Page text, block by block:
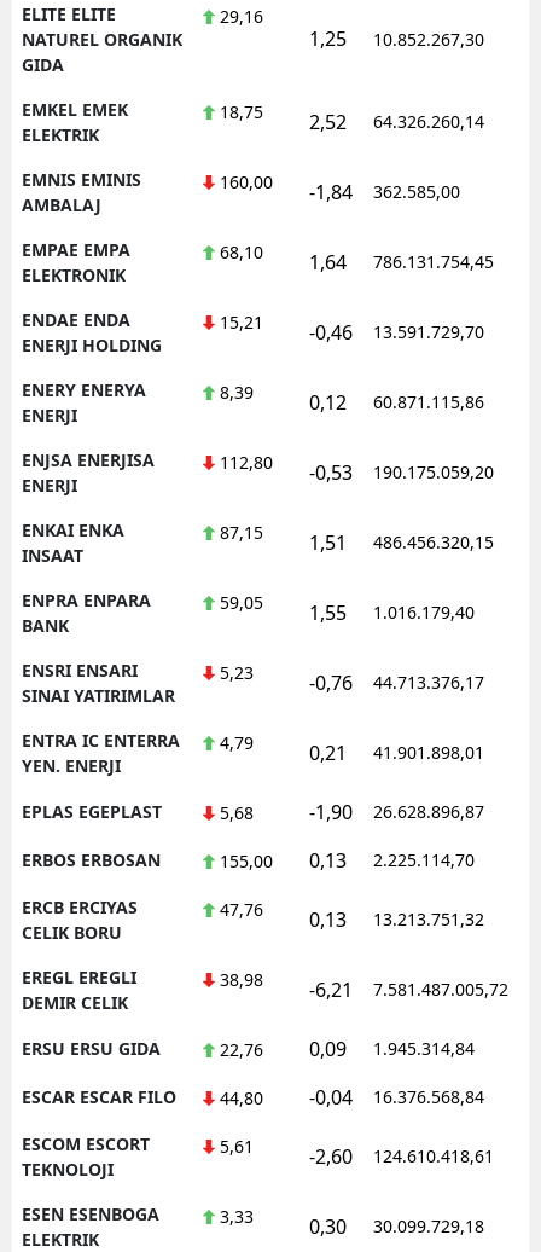
ELITE ELITE
NATUREL ORGANIK
GIDA
29,16
1,25 10.852.267,30
EMKEL EMEK
ELEKTRIK
18,75 2,52 64.326.260,14
EMNIS EMINIS
AMBALAJ
160,00 -1,84 362.585,00
EMPAE EMPA
ELEKTRONIK
68,10 1,64 786.131.754,45
ENDAE ENDA
ENERJI HOLDING
15,21 -0,46 13.591.729,70
ENERY ENERYA
ENERJI
8,39 0,12 60.871.115,86
ENJSA ENERJISA
ENERJI
112,80 -0,53 190.175.059,20
ENKAI ENKA
INSAAT
87,15 1,51 486.456.320,15
ENPRA ENPARA
BANK
59,05 1,55 1.016.179,40
ENSRI ENSARI
SINAI YATIRIMLAR
5,23 -0,76 44.713.376,17
ENTRA IC ENTERRA
YEN. ENERJI
4,79 0,21 41.901.898,01
EPLAS EGEPLAST 5,68 -1,90 26.628.896,87
ERBOS ERBOSAN 155,00 0,13 2.225.114,70
ERCB ERCIYAS
CELIK BORU
47,76 0,13 13.213.751,32
EREGL EREGLI
DEMIR CELIK
38,98 -6,21 7.581.487.005,72
ERSU ERSU GIDA 22,76 0,09 1.945.314,84
ESCAR ESCAR FILO 44,80 -0,04 16.376.568,84
ESCOM ESCORT
TEKNOLOJI
5,61 -2,60 124.610.418,61
ESEN ESENBOGA
ELEKTRIK
3,33 0,30 30.099.729,18